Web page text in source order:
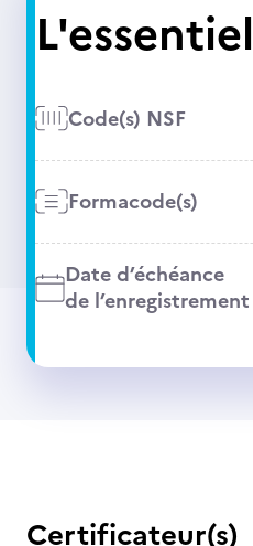
L'essentiel
Code(s) NSF
Formacode(s)
Date d’échéance
de l’enregistrement
Certificateur(s)